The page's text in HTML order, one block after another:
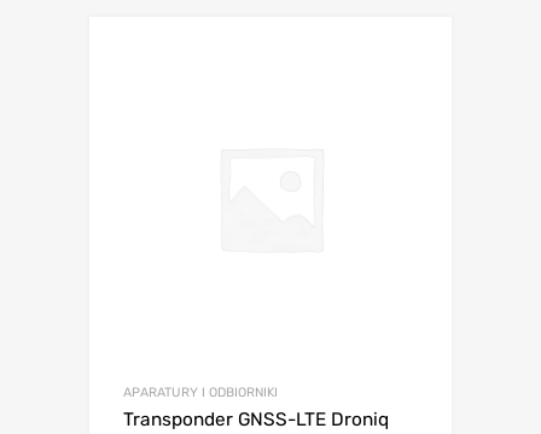
APARATURY I ODBIORNIKI
Transponder GNSS-LTE Droniq